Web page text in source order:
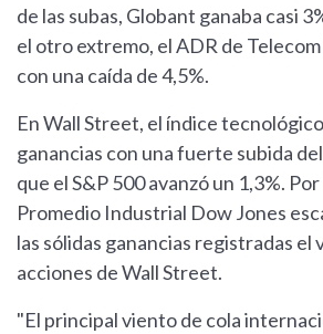
de las subas, Globant ganaba casi
el otro extremo, el ADR de Telecom
con una caída de 4,5%.
En Wall Street, el índice
ganancias con una fuerte subida
que el S&P 500 avanzó un 1,3%.
Promedio Industrial Dow Jones
las sólidas ganancias registradas el
acciones de Wall Street.
"El principal viento de cola